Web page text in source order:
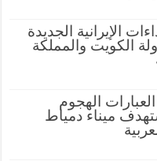
الإيرانية الجديدة
الكويت والمملكة
الهجوم
ميناء دمياط